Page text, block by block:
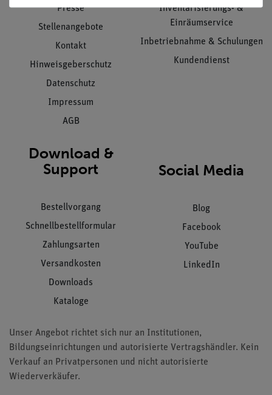
Presse
Stellenangebote
Kontakt
Hinweisgeberschutz
Datenschutz
Impressum
AGB
Inventarisierungs- &
Einräumservice
Inbetriebnahme & Schulungen
Kundendienst
Download &
Support
Bestellvorgang
Schnellbestellformular
Zahlungsarten
Versandkosten
Downloads
Kataloge
Social Media
Blog
Facebook
YouTube
LinkedIn
Unser Angebot richtet sich nur an Institutionen,
Bildungseinrichtungen und autorisierte Vertragshändler. Kein
Verkauf an Privatpersonen und nicht autorisierte
Wiederverkäufer.